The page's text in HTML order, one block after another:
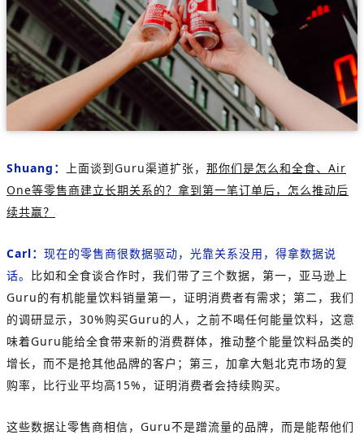
Shuang： 上面谈到Guru渠道扩张， 那你们是怎么和全食、Air
One等零售商建立长期关系的？拿到第一笔订单后，怎么推动后
续共赢？
Carl： 现在的零售商很数据驱动，光靠关系没用，得拿数据说
话。 比如和全食谈合作时，我们带了三个数据，第一，亚马逊上
Guru的有机能量饮料销量第一，证明消费者有需求；第二，我们
的调研显示，30%购买Guru的人，之前不喝任何能量饮料，这意
味着Guru能给全食带来新的消费群体，推动整个能量饮料品类的
增长，而不是抢其他品牌的客户；第三，加拿大魁北克市场的复
购率，比行业平均高15%，证明消费者会持续购买。
这些数据让零售商相信，Guru不是蹭流量的品牌，而是能帮他们